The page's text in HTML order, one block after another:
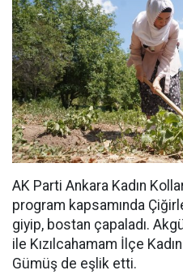
AK Parti Ankara Kadın
program kapsamında
giyip, bostan çapaladı.
ile Kızılcahamam İlçe
Gümüş de eşlik etti.